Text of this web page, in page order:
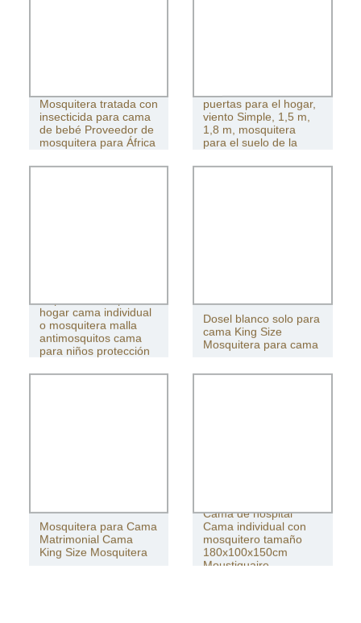
Mosquitera tratada con
insecticida para cama
de bebé Proveedor de
mosquitera para África
puertas para el hogar,
viento Simple, 1,5 m,
1,8 m, mosquitera
para el suelo de la
hogar cama individual
o mosquitera malla
antimosquitos cama
para niños protección
Dosel blanco solo para
cama King Size
Mosquitera para cama
Mosquitera para Cama
Matrimonial Cama
King Size Mosquitera
Cama de hospital
Cama individual con
mosquitero tamaño
180x100x150cm
Moustiquaire